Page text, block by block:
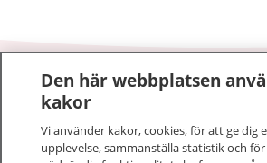
1177–tryggt om din
På 1177.se får du råd om hälsa och
sjukdomar och vilka mottagningar
Den här webbplatsen
kakor
Vi använder kakor, cookies, för att ge dig
upplevelse, sammanställa statistik och